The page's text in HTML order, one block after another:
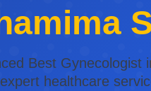
Best Gynecologist
healthcare